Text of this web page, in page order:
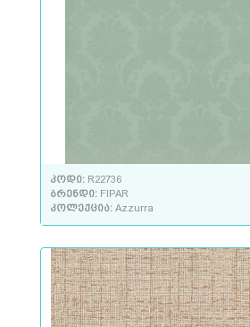
კოდი: R22736
ბრენდი: FIPAR
კოლექცია: Azzurra